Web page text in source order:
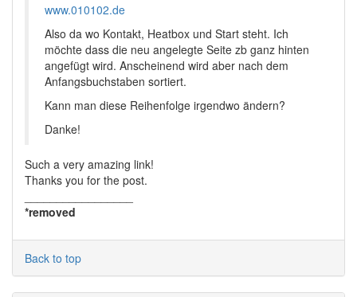
www.010102.de
Also da wo Kontakt, Heatbox und Start steht. Ich
möchte dass die neu angelegte Seite zb ganz hinten
angefügt wird. Anscheinend wird aber nach dem
Anfangsbuchstaben sortiert.
Kann man diese Reihenfolge irgendwo ändern?
Danke!
Such a very amazing link!
Thanks you for the post.
*removed
Back to top